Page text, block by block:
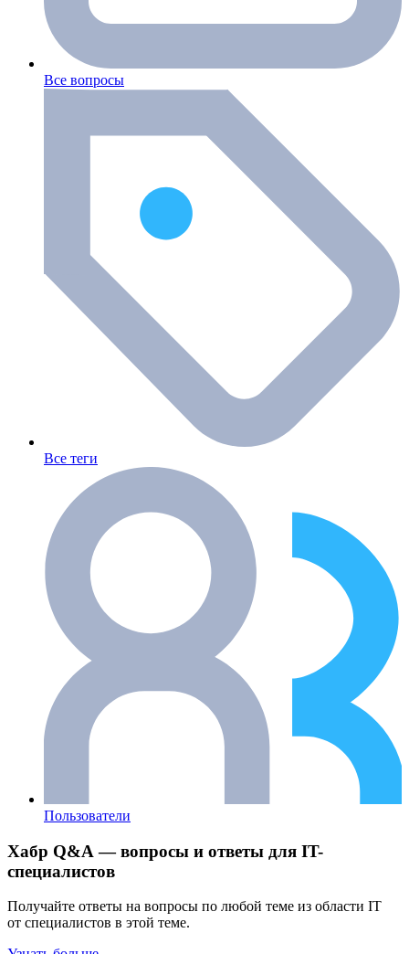
Все вопросы
Все теги
Пользователи
Хабр Q&A — вопросы и ответы для IT-
специалистов
Получайте ответы на вопросы по любой теме из области IT
от специалистов в этой теме.